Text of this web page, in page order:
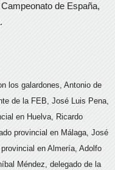
de España,
los galardones, Antonio de
de la FEB, José Luis Pena,
en Huelva, Ricardo
provincial en Málaga, José
en Almería, Adolfo
Méndez, delegado de la